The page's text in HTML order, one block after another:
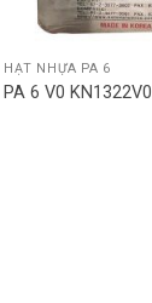
HẠT NHỰA PA 6
PA 6 V0 KN1322V0